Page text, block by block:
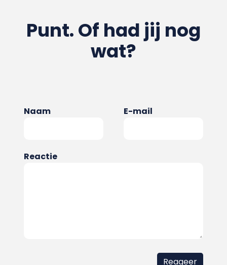
Punt. Of had jij nog
wat?
Naam E-mail
Reactie